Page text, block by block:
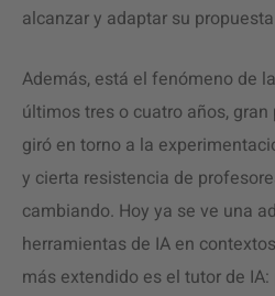
alcanzar y adaptar su
Además, está el fenómeno de
últimos tres o cuatro años,
giró en torno a la
y cierta resistencia de
cambiando. Hoy ya se ve una
herramientas de IA en
más extendido es el tutor de